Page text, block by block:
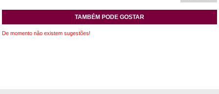
TAMBÉM PODE GOSTAR
De momento não existem sugestões!